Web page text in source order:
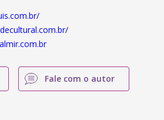
Fale com o autor